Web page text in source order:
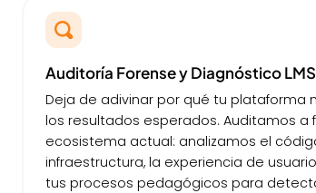
Auditoría Forense y Diagnóstico LMS
Deja de adivinar por qué tu plataforma
los resultados esperados. Auditamos a
ecosistema actual: analizamos el
infraestructura, la experiencia de usuario
tus procesos pedagógicos para